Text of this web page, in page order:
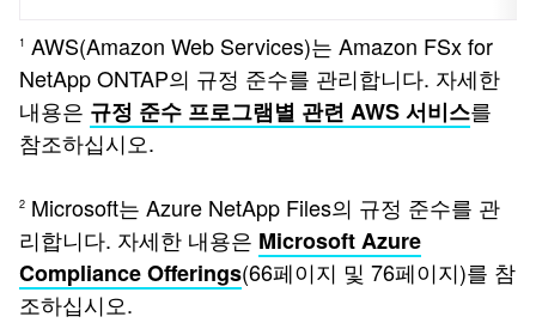
1 AWS(Amazon Web Services)는 Amazon FSx for
NetApp ONTAP의 규정 준수를 관리합니다. 자세한
내용은 규정 준수 프로그램별 관련 AWS 서비스를
참조하십시오.
2 Microsoft는 Azure NetApp Files의 규정 준수를 관
리합니다. 자세한 내용은 Microsoft Azure
Compliance Offerings(66페이지 및 76페이지)를 참
조하십시오.